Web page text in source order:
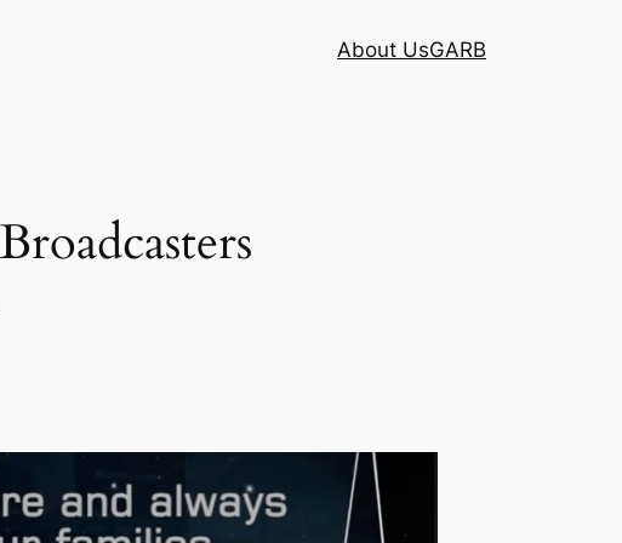
About UsGARB